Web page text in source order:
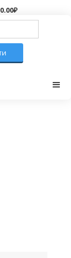
0.00₽